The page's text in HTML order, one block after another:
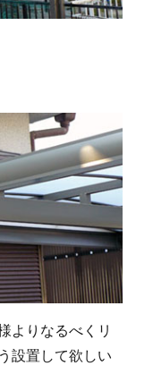
よりなるべくリ
設置して欲しい